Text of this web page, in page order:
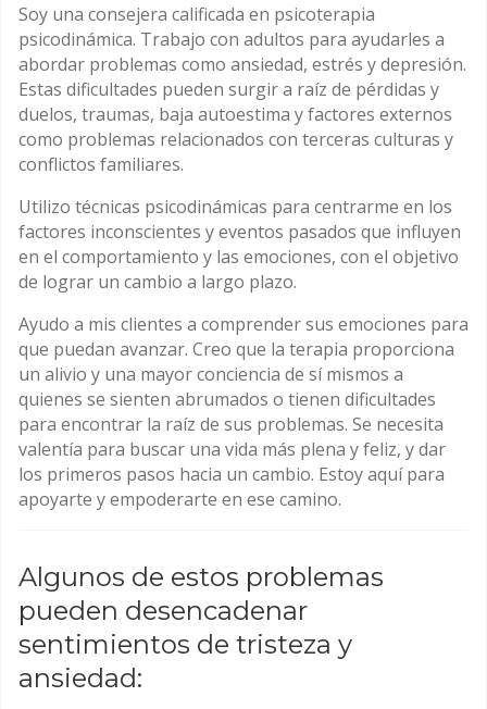
Soy una consejera calificada en psicoterapia
psicodinámica. Trabajo con adultos para ayudarles a
abordar problemas como ansiedad, estrés y depresión.
Estas dificultades pueden surgir a raíz de pérdidas y
duelos, traumas, baja autoestima y factores externos
como problemas relacionados con terceras culturas y
conflictos familiares.
Utilizo técnicas psicodinámicas para centrarme en los
factores inconscientes y eventos pasados que influyen
en el comportamiento y las emociones, con el objetivo
de lograr un cambio a largo plazo.
Ayudo a mis clientes a comprender sus emociones para
que puedan avanzar. Creo que la terapia proporciona
un alivio y una mayor conciencia de sí mismos a
quienes se sienten abrumados o tienen dificultades
para encontrar la raíz de sus problemas. Se necesita
valentía para buscar una vida más plena y feliz, y dar
los primeros pasos hacia un cambio. Estoy aquí para
apoyarte y empoderarte en ese camino.
Algunos de estos problemas
pueden desencadenar
sentimientos de tristeza y
ansiedad: